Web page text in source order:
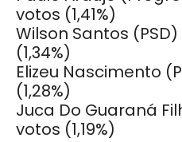
votos (1,41%)
Wilson Santos
(1,34%)
Elizeu Nascimento
(1,28%)
Juca Do Guaraná
votos (1,19%)